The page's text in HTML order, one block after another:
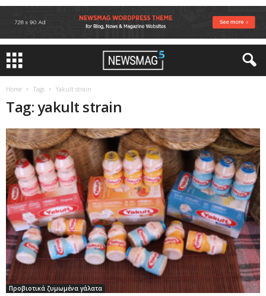
Home Tags Yakult strain
Tag: yakult strain
Προβιοτικά ζυμωμένα γάλατα